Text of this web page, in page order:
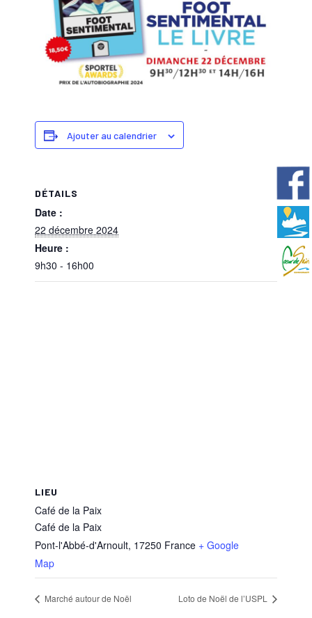
Ajouter au calendrier
DÉTAILS
Date :
22 décembre 2024
Heure :
9h30 - 16h00
LIEU
Café de la Paix
Café de la Paix
Pont-l'Abbé-d'Arnoult, 17250 France + Google
Map
Marché autour de Noël Loto de Noël de l’USPL